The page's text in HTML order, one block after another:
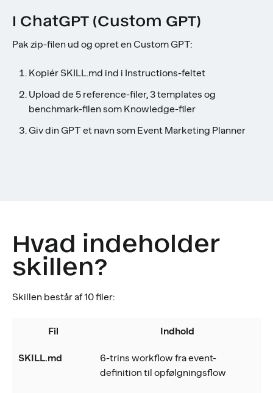
I ChatGPT (Custom GPT)
Pak zip-filen ud og opret en Custom GPT:
Kopiér SKILL.md ind i Instructions-feltet
Upload de 5 reference-filer, 3 templates og
benchmark-filen som Knowledge-filer
Giv din GPT et navn som Event Marketing Planner
Hvad indeholder
skillen?
Skillen består af 10 filer:
Fil Indhold
SKILL.md
6-trins workflow fra event-
definition til opfølgningsflow